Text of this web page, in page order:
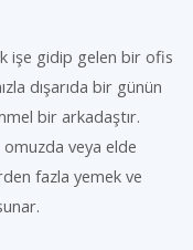
işe gidip gelen bir ofis
dışarıda bir günün
bir arkadaştır.
omuzda veya elde
fazla yemek ve